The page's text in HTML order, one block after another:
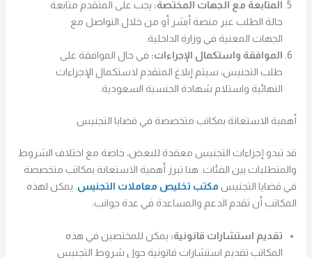
المتابعة مع الجهات المختصة: يجب على المتقدم متابعة
حالة الطلب عبر منصة أبشر أو من خلال التواصل مع
الجهات المعنية في وزارة الداخلية.
الموافقة واستكمال الإجراءات: في حال الموافقة على
طلب التجنيس، سيتم إبلاغ المتقدم لاستكمال الإجراءات
النهائية واستلام شهادة الجنسية السعودية.
أهمية الاستعانة بمكاتب متخصصة في قضايا التجنيس
قد تبدو إجراءات التجنيس معقدة للبعض، خاصة مع اختلاف الشروط
والمتطلبات بين الفئات. هنا تبرز أهمية الاستعانة بمكاتب متخصصة
في قضايا التجنيس مكتب تخليص معاملات التجنيس . يمكن لهذه
المكاتب أن تقدم الدعم والمساعدة في عدة جوانب:
تقديم استشارات قانونية: يمكن للمختصين في هذه
المكاتب تقديم استشارات قانونية حول شروط التجنيس